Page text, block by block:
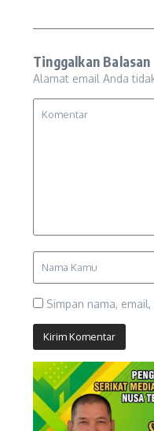
Tinggalkan Balasan
Alamat email Anda
Simpan nama,